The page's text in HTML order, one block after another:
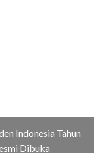
Indonesia Tahun
Dibuka